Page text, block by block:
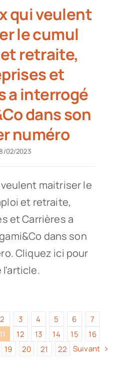
qui veulent
le cumul
retraite,
et
a interrogé
dans son
numéro
02/2023
maitriser le
et retraite,
et Carrières a
dans son
Cliquez ici pour
l'article.
2 3 4 5 6
7
11 12 13 14 15
16
19 20 21 22 Suivant